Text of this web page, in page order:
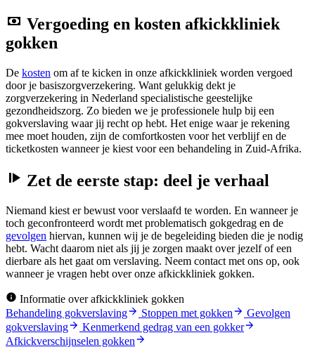
Vergoeding en kosten afkickkliniek
gokken
De kosten om af te kicken in onze afkickkliniek worden vergoed
door je basiszorgverzekering. Want gelukkig dekt je
zorgverzekering in Nederland specialistische geestelijke
gezondheidszorg. Zo bieden we je professionele hulp bij een
gokverslaving waar jij recht op hebt. Het enige waar je rekening
mee moet houden, zijn de comfortkosten voor het verblijf en de
ticketkosten wanneer je kiest voor een behandeling in Zuid-Afrika.
Zet de eerste stap: deel je verhaal
Niemand kiest er bewust voor verslaafd te worden. En wanneer je
toch geconfronteerd wordt met problematisch gokgedrag en de
gevolgen hiervan, kunnen wij je de begeleiding bieden die je nodig
hebt. Wacht daarom niet als jij je zorgen maakt over jezelf of een
dierbare als het gaat om verslaving. Neem contact met ons op, ook
wanneer je vragen hebt over onze afkickkliniek gokken.
Informatie over afkickkliniek gokken
Behandeling gokverslaving
Stoppen met gokken
Gevolgen
gokverslaving
Kenmerkend gedrag van een gokker
Afkickverschijnselen gokken